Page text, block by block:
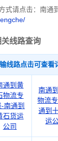
式请点击：南通
关线路查询
线路点击可查看
通到黄
物流专
南通到
石货运
公司
南通
物流
通到
运